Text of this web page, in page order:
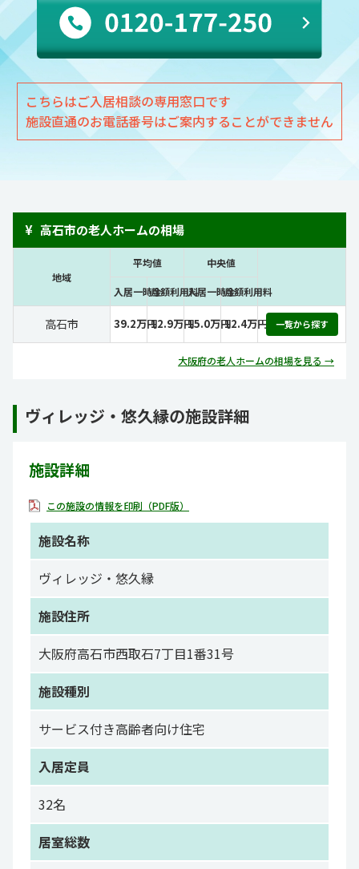
こちらはご入居相談の専用窓口です
施設直通のお電話番号はご案内することができません
¥ 高石市の老人ホームの相場
地域
平均値 中央値
入居一時金月額利用料入居一時金月額利用料
高石市 39.2万円12.9万円15.0万円12.4万円 一覧から探す
大阪府の老人ホームの相場を見る →
ヴィレッジ・悠久縁の施設詳細
施設詳細
この施設の情報を印刷（PDF版）
施設名称
ヴィレッジ・悠久縁
施設住所
大阪府高石市西取石7丁目1番31号
施設種別
サービス付き高齢者向け住宅
入居定員
32名
居室総数